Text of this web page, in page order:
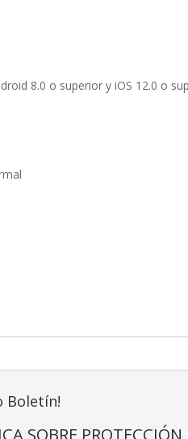
8.0 o superior y iOS 12.0 o
Boletín!
SOBRE PROTECCIÓN